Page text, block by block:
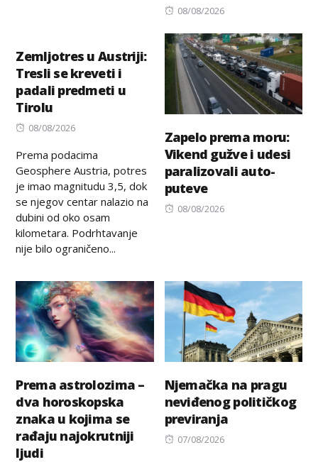
Posted
08/08/2026
Zemljotres u Austriji:
Tresli se kreveti i
padali predmeti u
Tirolu
Posted
08/08/2026
Prema podacima
Geosphere Austria, potres
je imao magnitudu 3,5, dok
se njegov centar nalazio na
dubini od oko osam
kilometara. Podrhtavanje
nije bilo ograničeno...
Zapelo prema moru:
Vikend gužve i udesi
paralizovali auto-
puteve
Posted
08/08/2026
Prema astrolozima –
dva horoskopska
znaka u kojima se
rađaju najokrutniji
ljudi
Njemačka na pragu
neviđenog političkog
previranja
Posted
07/08/2026